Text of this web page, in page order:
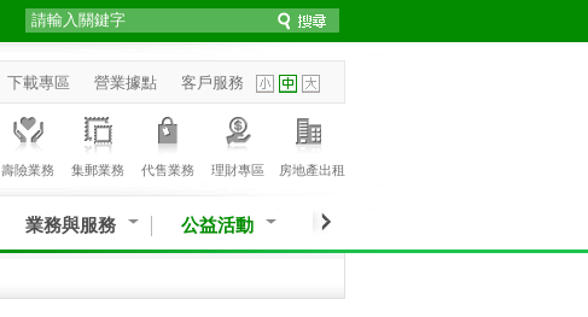
下載專區 營業據點 客戶服務
壽險業務 集郵業務 代售業務 理財專區 房地產出租
業務與服務 公益活動